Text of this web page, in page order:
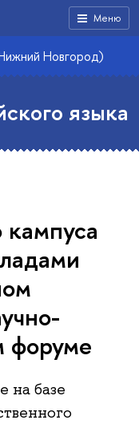
Меню
Новгород)
языка
форуме
на базе